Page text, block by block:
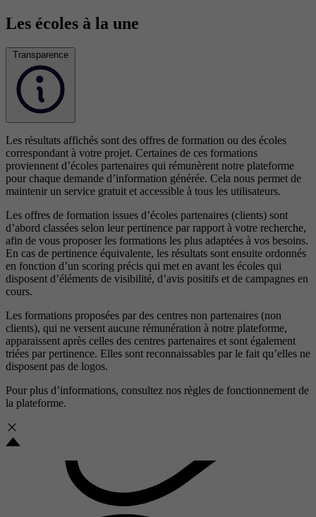
Les écoles à la une
Transparence
Les résultats affichés sont des offres de formation ou des écoles
correspondant à votre projet. Certaines de ces formations
proviennent d’écoles partenaires qui rémunèrent notre plateforme
pour chaque demande d’information générée. Cela nous permet de
maintenir un service gratuit et accessible à tous les utilisateurs.
Les offres de formation issues d’écoles partenaires (clients) sont
d’abord classées selon leur pertinence par rapport à votre recherche,
afin de vous proposer les formations les plus adaptées à vos besoins.
En cas de pertinence équivalente, les résultats sont ensuite ordonnés
en fonction d’un scoring précis qui met en avant les écoles qui
disposent d’éléments de visibilité, d’avis positifs et de campagnes en
cours.
Les formations proposées par des centres non partenaires (non
clients), qui ne versent aucune rémunération à notre plateforme,
apparaissent après celles des centres partenaires et sont également
triées par pertinence. Elles sont reconnaissables par le fait qu’elles ne
disposent pas de logos.
Pour plus d’informations, consultez nos règles de fonctionnement de
la plateforme.